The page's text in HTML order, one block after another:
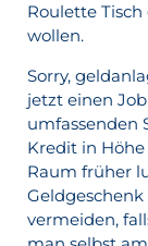
Roulette
wollen.
Sorry,
jetzt einen
umfassenden
Kredit in
Raum früher
vermeiden,